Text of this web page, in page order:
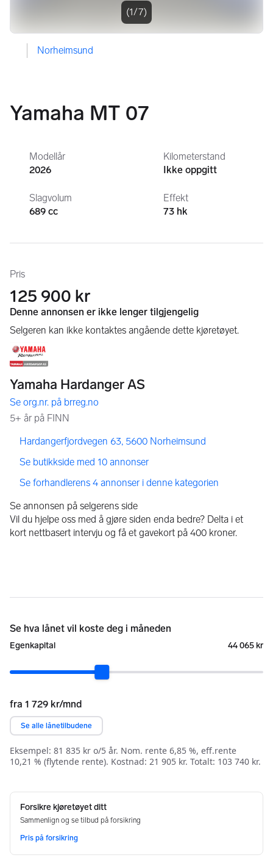
(1/7)
Norheimsund
Yamaha MT 07
Modellår
2026
Kilometerstand
Ikke oppgitt
Slagvolum
689 cc
Effekt
73 hk
Pris
125 900 kr
,
Hardangerfjordvegen 63, 5600 Norheimsund
Se butikkside med 10 annonser
Se forhandlerens 4 annonser i denne kategorien
Vil du hjelpe oss med å gjøre siden enda bedre? Delta i et
kort nettbasert intervju og få et gavekort på 400 kroner.